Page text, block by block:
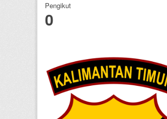
Pengikut
0